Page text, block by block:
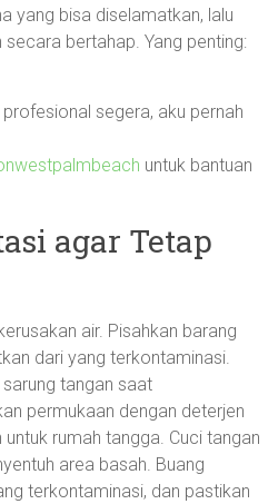
yang bisa diselamatkan, lalu
bertahap. Yang penting:
segera, aku pernah
untuk bantuan
agar Tetap
air. Pisahkan barang
dari yang terkontaminasi.
tangan saat
permukaan dengan deterjen
rumah tangga. Cuci tangan
area basah. Buang
terkontaminasi, dan pastikan